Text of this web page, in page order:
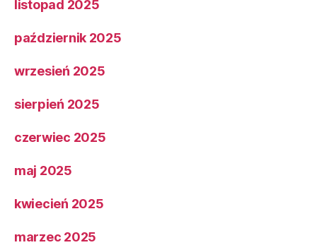
listopad 2025
październik 2025
wrzesień 2025
sierpień 2025
czerwiec 2025
maj 2025
kwiecień 2025
marzec 2025